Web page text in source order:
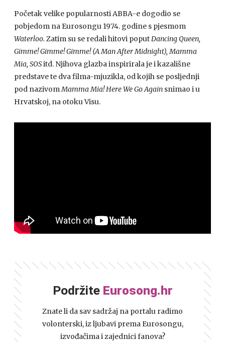
Početak velike popularnosti ABBA-e dogodio se
pobjedom na Eurosongu 1974. godine s pjesmom
Waterloo. Zatim su se redali hitovi poputDancing Queen,
Gimme! Gimme! Gimme! (A Man After Midnight), Mamma
Mia, SOSitd. Njihova glazba inspirirala je i kazališne
predstave te dva filma-mjuzikla, od kojih se posljednji
pod nazivomMamma Mia! Here We Go Again snimao i u
Hrvatskoj, na otoku Visu.
Podržite Eurosong.hr
Znate li da sav sadržaj na portalu radimo
volonterski, iz ljubavi prema Eurosongu,
izvođačima i zajednici fanova?